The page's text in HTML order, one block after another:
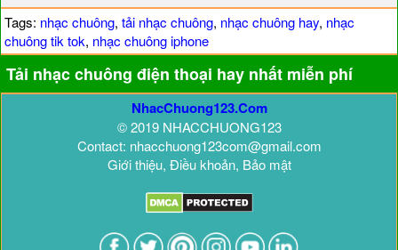
Tags: nhạc chuông, tải nhạc chuông, nhạc chuông hay, nhạc
chuông tik tok, nhạc chuông iphone
Tải nhạc chuông điện thoại hay nhất miễn phí
NhacChuong123.Com
© 2019 NHACCHUONG123
Contact: nhacchuong123com@gmail.com
Giới thiệu, Điều khoản, Bảo mật